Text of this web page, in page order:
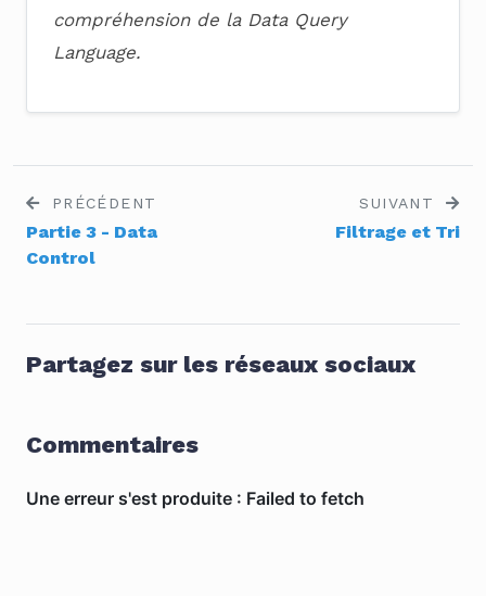
compréhension de la Data Query
Language.
PRÉCÉDENT
Partie 3 - Data
Control
SUIVANT
Filtrage et Tri
Partagez sur les réseaux sociaux
Commentaires